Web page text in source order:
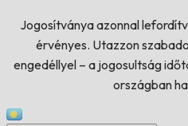
Jogosítványa azonnal
érvényes. Utazzon
engedéllyel – a jogosultság
országban